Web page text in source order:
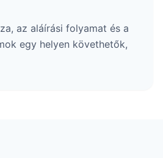
az aláírási folyamat és a
egy helyen követhetők,